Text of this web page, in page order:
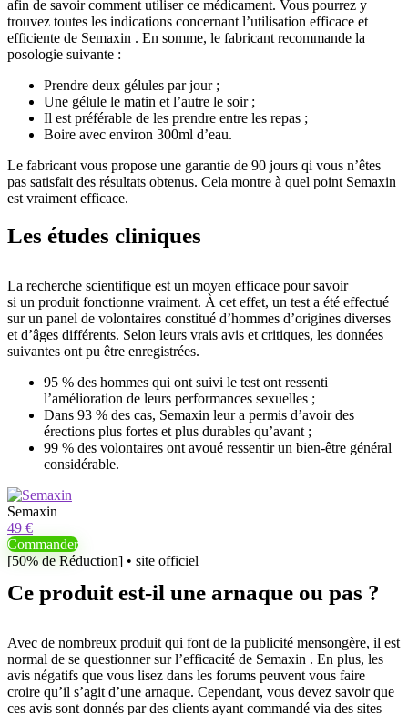
afin de savoir comment utiliser ce médicament. Vous pourrez y
trouvez toutes les indications concernant l’utilisation efficace et
efficiente de Semaxin . En somme, le fabricant recommande la
posologie suivante :
Prendre deux gélules par jour ;
Une gélule le matin et l’autre le soir ;
Il est préférable de les prendre entre les repas ;
Boire avec environ 300ml d’eau.
Le fabricant vous propose une garantie de 90 jours qi vous n’êtes
pas satisfait des résultats obtenus. Cela montre à quel point Semaxin
est vraiment efficace.
Les études cliniques
La recherche scientifique est un moyen efficace pour savoir
si un produit fonctionne vraiment. À cet effet, un test a été effectué
sur un panel de volontaires constitué d’hommes d’origines diverses
et d’âges différents. Selon leurs vrais avis et critiques, les données
suivantes ont pu être enregistrées.
95 % des hommes qui ont suivi le test ont ressenti
l’amélioration de leurs performances sexuelles ;
Dans 93 % des cas, Semaxin leur a permis d’avoir des
érections plus fortes et plus durables qu’avant ;
99 % des volontaires ont avoué ressentir un bien-être général
considérable.
Semaxin
49 €
Commander
[50% de Réduction] • site officiel
Ce produit est-il une arnaque ou pas ?
Avec de nombreux produit qui font de la publicité mensongère, il est
normal de se questionner sur l’efficacité de Semaxin . En plus, les
avis négatifs que vous lisez dans les forums peuvent vous faire
croire qu’il s’agit d’une arnaque. Cependant, vous devez savoir que
ces avis sont donnés par des clients ayant commandé via des sites